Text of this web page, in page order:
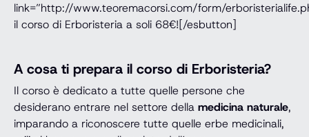
link=”http://www.teoremacorsi.com/form/
il corso di Erboristeria a soli 68€![/esbutton]
A cosa ti prepara il corso di Erboristeria?
Il corso è dedicato a tutte quelle persone che
desiderano entrare nel settore della medicina naturale,
imparando a riconoscere tutte quelle erbe medicinali,